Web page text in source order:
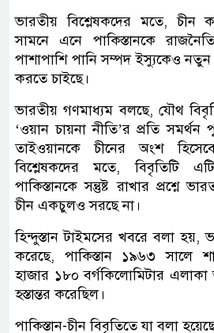
ভারতীয় বিশ্লেষকদের মতে, চীন
সামনে এনে পাকিস্তানকে
পাশাপাশি পানি সম্পদ ইস্যুকেও
করতে চাইছে।
ভারতীয় গণমাধ্যম বলছে, যৌথ
‘ওয়ান চায়না নীতি’র প্রতি সমর্থন
তাইওয়ানকে চীনের অংশ
বিশ্লেষকদের মতে, বিবৃতিটি
পাকিস্তানকে সন্তুষ্ট রাখার প্রশ্নে
চীন একচুলও সরছে না।
হিন্দুস্তান টাইমসের খবরে বলা
করেছে, পাকিস্তান ১৯৬৩ সালে
হাজার ১৮০ বর্গকিলোমিটার এলাকা
হস্তান্তর করেছিল।
পাকিস্তান-চীন বিবৃতিতে যা বলা